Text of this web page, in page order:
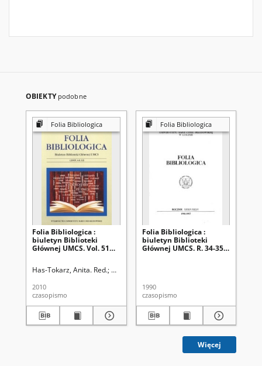
OBIEKTY podobne
Folia Bibliologica
Folia Bibliologica :
biuletyn Biblioteki
Głównej UMCS. Vol. 51
Has-Tokarz, Anita. Red. Uniwersytet Marii Curie Skłodowskiej (Lublin).
2010
czasopismo
Folia Bibliologica
Folia Bibliologica :
biuletyn Biblioteki
Głównej UMCS. R. 34-35,
1990
czasopismo
Więcej